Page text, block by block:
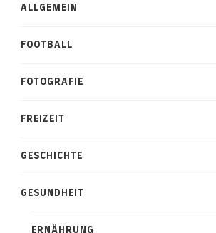
ALLGEMEIN
FOOTBALL
FOTOGRAFIE
FREIZEIT
GESCHICHTE
GESUNDHEIT
ERNÄHRUNG